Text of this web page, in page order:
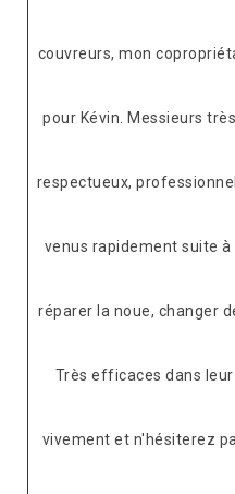
couvreurs, mon
pour Kévin. Messieurs
respectueux,
venus rapidement suite
réparer la noue, changer
Très efficaces dans
vivement et n'hésiterez